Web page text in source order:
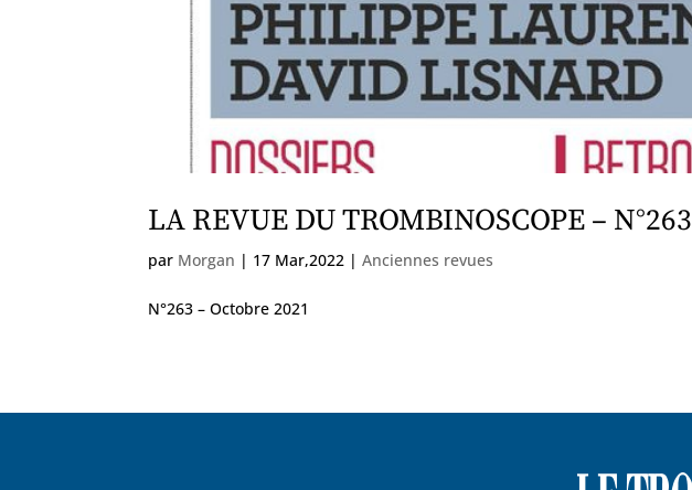
LA REVUE DU TROMBINOSCOPE – N°263
par Morgan | 17 Mar,2022 |Anciennes revues
N°263 – Octobre 2021